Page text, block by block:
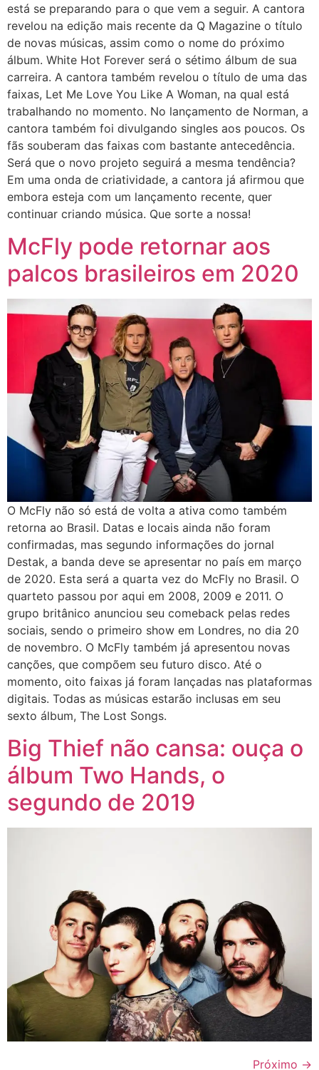
está se preparando para o que vem a seguir. A cantora
revelou na edição mais recente da Q Magazine o título
de novas músicas, assim como o nome do próximo
álbum. White Hot Forever será o sétimo álbum de sua
carreira. A cantora também revelou o título de uma das
faixas, Let Me Love You Like A Woman, na qual está
trabalhando no momento. No lançamento de Norman, a
cantora também foi divulgando singles aos poucos. Os
fãs souberam das faixas com bastante antecedência.
Será que o novo projeto seguirá a mesma tendência?
Em uma onda de criatividade, a cantora já afirmou que
embora esteja com um lançamento recente, quer
continuar criando música. Que sorte a nossa!
McFly pode retornar aos
palcos brasileiros em 2020
O McFly não só está de volta a ativa como também
retorna ao Brasil. Datas e locais ainda não foram
confirmadas, mas segundo informações do jornal
Destak, a banda deve se apresentar no país em março
de 2020. Esta será a quarta vez do McFly no Brasil. O
quarteto passou por aqui em 2008, 2009 e 2011. O
grupo britânico anunciou seu comeback pelas redes
sociais, sendo o primeiro show em Londres, no dia 20
de novembro. O McFly também já apresentou novas
canções, que compõem seu futuro disco. Até o
momento, oito faixas já foram lançadas nas plataformas
digitais. Todas as músicas estarão inclusas em seu
sexto álbum, The Lost Songs.
Big Thief não cansa: ouça o
álbum Two Hands, o
segundo de 2019
Próximo →